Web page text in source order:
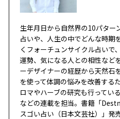
生年月日から自然界の10パター
占いや、人生の中でどんな時期
くフォーチュンサイクル占いで
運勢、気になる人との相性など
ーデザイナーの経歴から天然石
を使って体調の悩みを改善する
ロマやハーブの研究も行ってい
などの連載を担当。書籍「
スゴい占い（日本文芸社）」発